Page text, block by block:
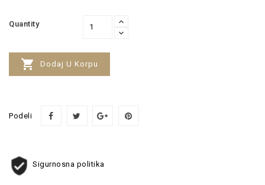
Quantity
 Dodaj U Korpu
Podeli
Sigurnosna politika